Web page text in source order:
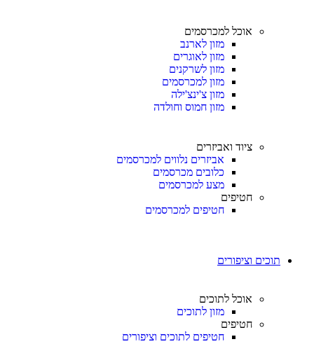
אוכל למכרסמים
מזון לארנב
מזון לאוגרים
מזון לשרקנים
מזון למכרסמים
מזון צ'ינצ'ילה
מזון חמוס וחולדה
ציוד ואביזרים
אביזרים נלווים למכרסמים
כלובים מכרסמים
מצע למכרסמים
חטיפים
חטיפים למכרסמים
תוכים וציפורים
אוכל לתוכים
מזון לתוכים
חטיפים
חטיפים לתוכים וציפורים